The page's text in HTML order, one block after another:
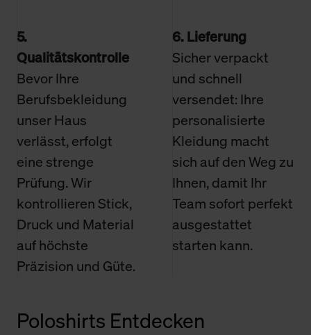
5.
Qualitätskontrolle
Bevor Ihre
Berufsbekleidung
unser Haus
verlässt, erfolgt
eine strenge
Prüfung. Wir
kontrollieren Stick,
Druck und Material
auf höchste
Präzision und Güte.
6. Lieferung
Sicher verpackt
und schnell
versendet: Ihre
personalisierte
Kleidung macht
sich auf den Weg zu
Ihnen, damit Ihr
Team sofort perfekt
ausgestattet
starten kann.
Poloshirts Entdecken